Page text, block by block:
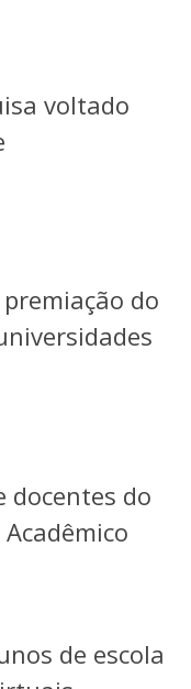
voltado
do
docentes do
de escola